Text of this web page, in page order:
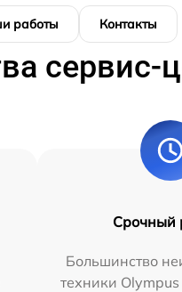
работы Контакты
сервис-
Срочный
Большинство
техники